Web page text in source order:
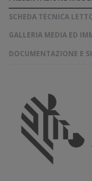
SCHEDA TECNICA
GALLERIA MEDIA ED
DOCUMENTAZIONE E